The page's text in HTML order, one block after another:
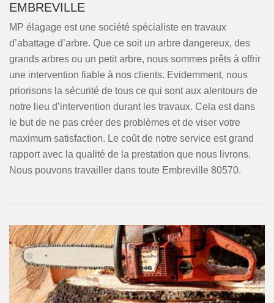
EMBREVILLE
MP élagage est une société spécialiste en travaux
d’abattage d’arbre. Que ce soit un arbre dangereux, des
grands arbres ou un petit arbre, nous sommes prêts à offrir
une intervention fiable à nos clients. Evidemment, nous
priorisons la sécurité de tous ce qui sont aux alentours de
notre lieu d’intervention durant les travaux. Cela est dans
le but de ne pas créer des problèmes et de viser votre
maximum satisfaction. Le coût de notre service est grand
rapport avec la qualité de la prestation que nous livrons.
Nous pouvons travailler dans toute Embreville 80570.